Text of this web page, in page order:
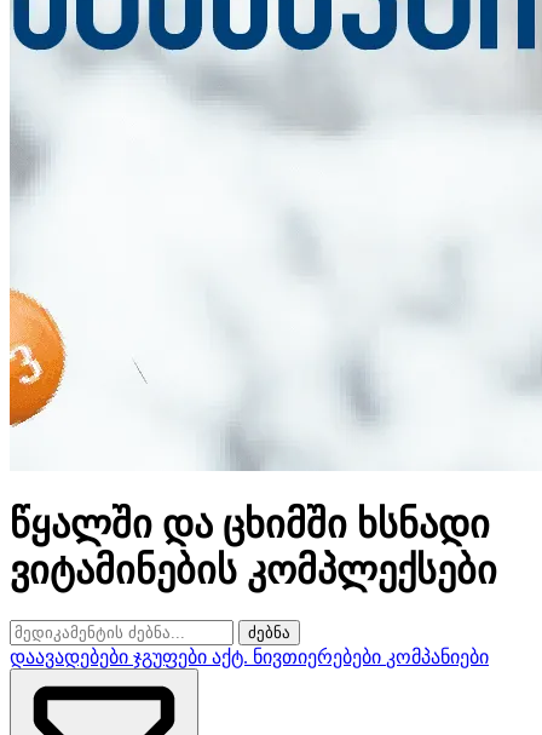
წყალში და ცხიმში ხსნადი
ვიტამინების კომპლექსები
ძებნა
დაავადებები ჯგუფები აქტ. ნივთიერებები კომპანიები